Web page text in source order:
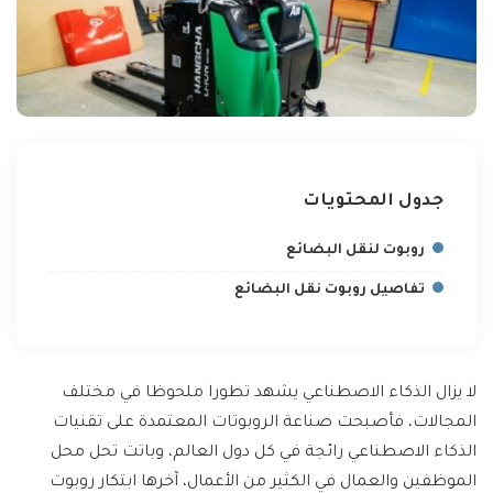
جدول المحتويات
روبوت لنقل البضائع
تفاصيل روبوت نقل البضائع
لا يزال الذكاء الاصطناعي يشهد تطورا ملحوظا في مختلف
المجالات، فأصبحت صناعة الروبوتات المعتمدة على تقنيات
الذكاء الاصطناعي رائجة في كل دول العالم، وباتت تحل محل
الموظفين والعمال في الكثير من الأعمال، آخرها ابتكار روبوت